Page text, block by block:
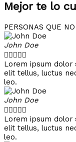
Mejor te lo
PERSONAS QUE
John Doe

Lorem ipsum dolor
elit tellus, luctus
leo.
John Doe

Lorem ipsum dolor
elit tellus, luctus
leo.